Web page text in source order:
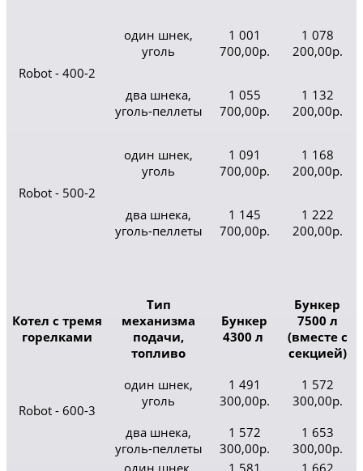
Robot - 400-2
один шнек,
уголь
1 001
700,00р.
1 078
200,00р.
два шнека,
уголь-пеллеты
1 055
700,00р.
1 132
200,00р.
Robot - 500-2
один шнек,
уголь
1 091
700,00р.
1 168
200,00р.
два шнека,
уголь-пеллеты
1 145
700,00р.
1 222
200,00р.
Котел с тремя
горелками
Тип
механизма
подачи,
топливо
Бункер
4300 л
Бункер
7500 л
(вместе с
секцией)
Robot - 600-3
один шнек,
уголь
1 491
300,00р.
1 572
300,00р.
два шнека,
уголь-пеллеты
1 572
300,00р.
1 653
300,00р.
один шнек,
1 581
1 662